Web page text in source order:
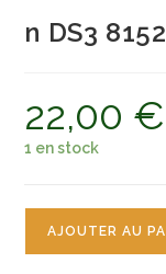
n DS3
22,00 €
1 en stock
AJOUTER AU